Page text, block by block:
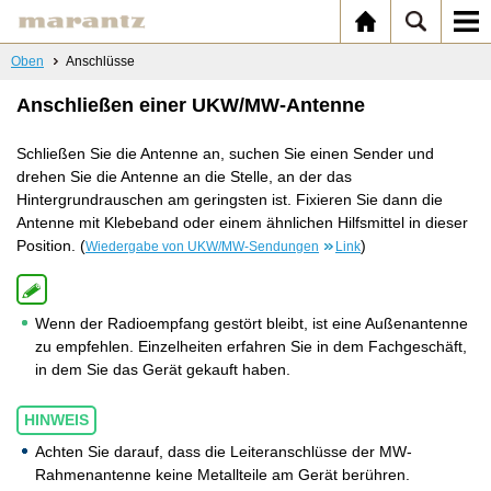
Oben Anschlüsse
Anschließen einer UKW/MW-Antenne
Schließen Sie die Antenne an, suchen Sie einen Sender und
drehen Sie die Antenne an die Stelle, an der das
Hintergrundrauschen am geringsten ist. Fixieren Sie dann die
Antenne mit Klebeband oder einem ähnlichen Hilfsmittel in dieser
Position. (Wiedergabe von UKW/MW-Sendungen Link)
Wenn der Radioempfang gestört bleibt, ist eine Außenantenne
zu empfehlen. Einzelheiten erfahren Sie in dem Fachgeschäft,
in dem Sie das Gerät gekauft haben.
HINWEIS
Achten Sie darauf, dass die Leiteranschlüsse der MW-
Rahmenantenne keine Metallteile am Gerät berühren.